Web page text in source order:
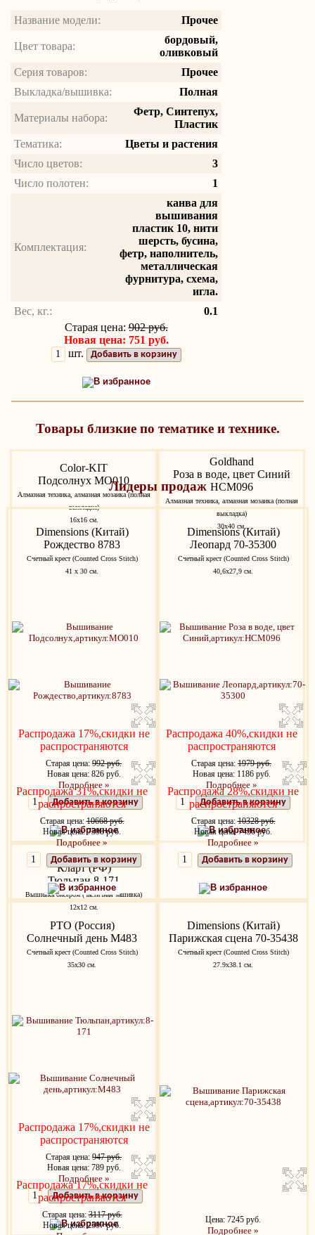
Название модели: Прочее
Цвет товара:
бордовый,
оливковый
Серия товаров:
Прочее
Выкладка/вышивка:
Полная
Материалы набора:
Фетр, Синтепух,
Пластик
Тематика:
Цветы и растения
Число цветов:
3
Число полотен:
1
Комплектация:
канва для
вышивания
пластик 10, нити
шерсть, бусина,
фетр, наполнитель,
металлическая
фурнитура, схема,
игла.
Вес, кг.:
0.1
Старая цена:902 руб.
Новая цена: 751 руб.
шт.
Добавить в корзину
В избранное
Товары близкие по тематике и технике.
Color-KIT
Подсолнух MO010
Алмазная техника, алмазная мозаика (полная
выкладка)
16x16 см.
Распродажа 17%,скидки не
распространяются
Старая цена: 992 руб.
Новая цена: 826 руб.
Подробнее »
Добавить в корзину
В избранное
Goldhand
Роза в воде, цвет Синий
HCM096
Алмазная техника, алмазная мозаика (полная
выкладка)
30x40 см.
Распродажа 40%,скидки не
распространяются
Старая цена: 1979 руб.
Новая цена: 1186 руб.
Подробнее »
Добавить в корзину
В избранное
Кларт (РФ)
Тюльпан 8-171
Вышивка бисером (частичная зашивка)
12х12 см.
Распродажа 17%,скидки не
распространяются
Старая цена: 947 руб.
Новая цена: 789 руб.
Подробнее »
Добавить в корзину
В избранное
Лидеры продаж
Dimensions (Китай)
Рождество 8783
Счетный крест (Counted Cross Stitch)
41 х 30 см.
Распродажа 31%,скидки не
распространяются
Старая цена:10668 руб.
Новая цена: 7398 руб.
Подробнее »
Добавить в корзину
В избранное
Dimensions (Китай)
Леопард 70-35300
Счетный крест (Counted Cross Stitch)
40,6х27,9 см.
Распродажа 28%,скидки не
распространяются
Старая цена:10328 руб.
Новая цена: 7436 руб.
Подробнее »
Добавить в корзину
В избранное
РТО (Россия)
Солнечный день M483
Счетный крест (Counted Cross Stitch)
35x30 см.
Распродажа 17%,скидки не
распространяются
Старая цена:3117 руб.
Новая цена: 2597 руб.
Dimensions (Китай)
Парижская сцена 70-35438
Счетный крест (Counted Cross Stitch)
27.9х38.1 см.
Цена: 7245 руб.
Подробнее »